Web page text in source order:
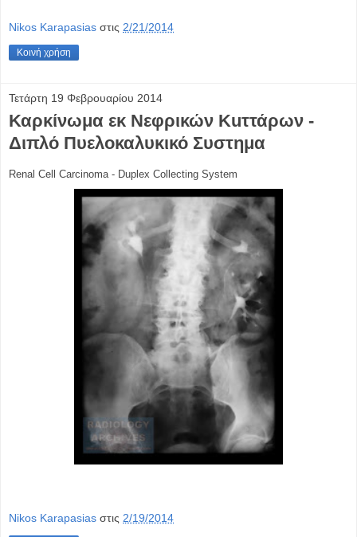
Nikos Karapasias στις 2/21/2014
Κοινή χρήση
Τετάρτη 19 Φεβρουαρίου 2014
Καρκίνωμα εκ Νεφρικών Κuττάρων -
Διπλό Πυελοκαλυκικό Συστημα
Renal Cell Carcinoma - Duplex Collecting System
Nikos Karapasias στις 2/19/2014